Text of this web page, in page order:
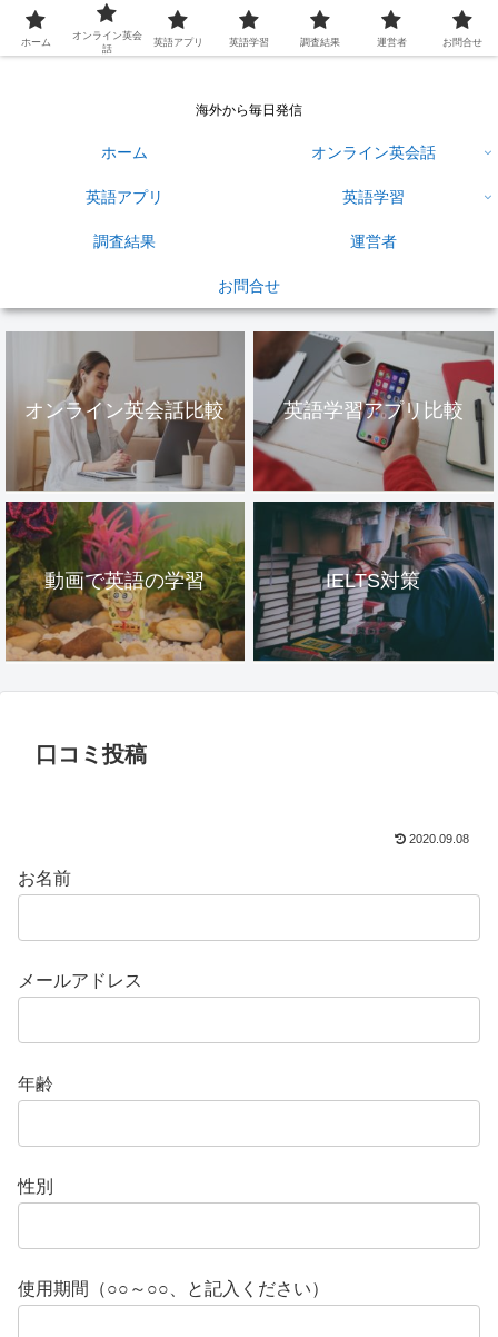
英語学習ひろば
海外から毎日発信
ホーム オンライン英会話
英語アプリ 英語学習
調査結果 運営者
お問合せ
オンライン英会話比較 英語学習アプリ比較
動画で英語の学習 IELTS対策
口コミ投稿
2020.09.08
お名前
メールアドレス
年齢
性別
使用期間（○○～○○、と記入ください）
ホーム
オンライン英会
話
英語アプリ 英語学習 調査結果 運営者 お問合せ